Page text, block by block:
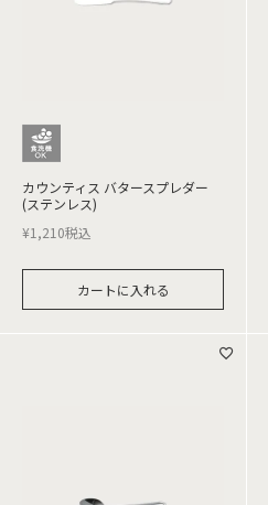
カウンティス バタースプレダー
(ステンレス)
¥1,210税込
カートに入れる